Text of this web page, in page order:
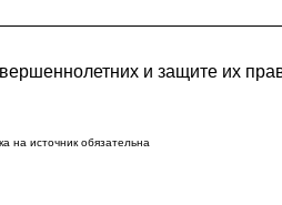
и защите их
на источник обязательна